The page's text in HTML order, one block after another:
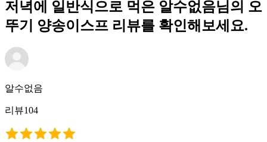
저녁에 일반식으로 먹은 알수없음님의 오
뚜기 양송이스프 리뷰를 확인해보세요.
알수없음
리뷰104